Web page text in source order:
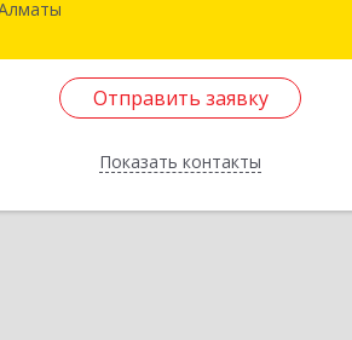
Отправить заявку
Показать контакты
РК, г. Алматы, ул. Кокчетавская 27а
Подробнее
Отправить заявку